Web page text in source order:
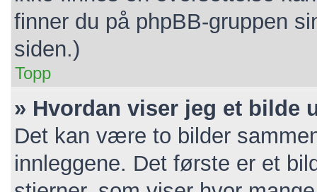
finner du på phpBB-gruppen
siden.)
Topp
» Hvordan viser jeg et bilde
Det kan være to bilder
innleggene. Det første er et